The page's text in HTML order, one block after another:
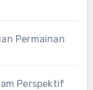
Permainan
Perspektif